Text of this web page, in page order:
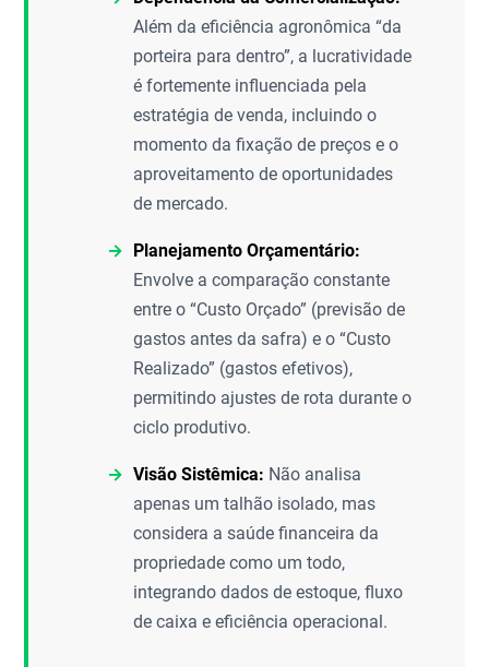
Além da eficiência agronômica “da
porteira para dentro”, a lucratividade
é fortemente influenciada pela
estratégia de venda, incluindo o
momento da fixação de preços e o
aproveitamento de oportunidades
de mercado.
Planejamento Orçamentário:
Envolve a comparação constante
entre o “Custo Orçado” (previsão de
gastos antes da safra) e o “Custo
Realizado” (gastos efetivos),
permitindo ajustes de rota durante o
ciclo produtivo.
Visão Sistêmica: Não analisa
apenas um talhão isolado, mas
considera a saúde financeira da
propriedade como um todo,
integrando dados de estoque, fluxo
de caixa e eficiência operacional.